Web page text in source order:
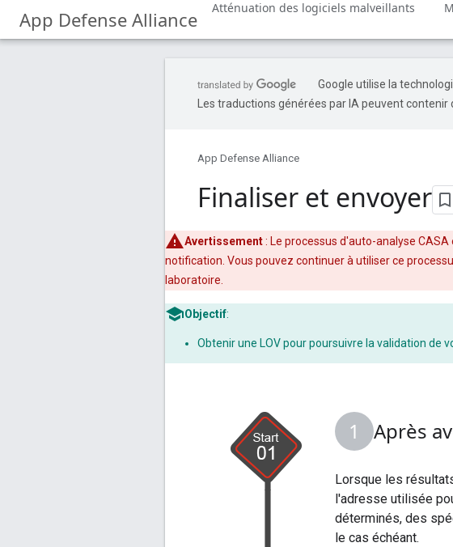
App Defense Alliance Atténuation des logiciels malveillants
Google utilise la
Les traductions générées par IA peuvent contenir
App Defense Alliance
Finaliser et envoyer
Avertissement: Le processus d'auto-analyse CASA
notification. Vous pouvez continuer à utiliser ce
laboratoire.
Objectif:
Obtenir une LOV pour poursuivre la validation de
Après
Lorsque les
l'adresse utilisée
déterminés, des
le cas échéant.